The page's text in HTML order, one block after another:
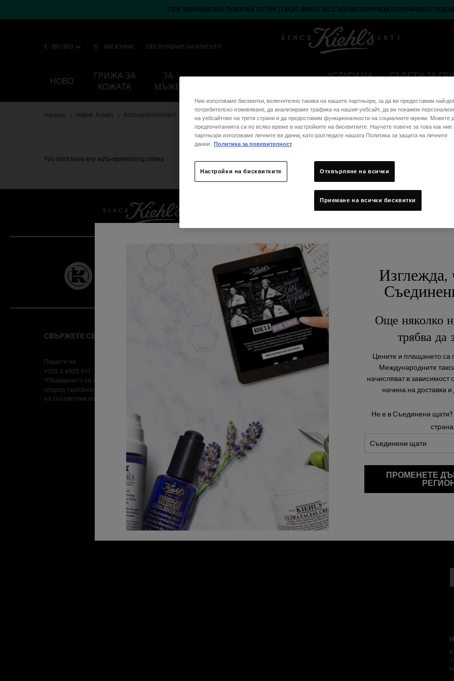
ПРИ МИНИМАЛНА ПОКУПКА ОТ 79€ (154,51 BGN) СЪС СЪОТВЕТНИЯ КОД ПОЛУЧАВАТЕ
€ - BG (BG) МАГАЗИНИ ОБСЛУЖВАНЕ НА КЛИЕНТИ
НОВО
ГРИЖА ЗА
КОЖАТА
ЗА
МЪЖЕ
УСЛУГИ НА
СЪВЕТИ ЗА
Начало
Helper Assets Autoreplenishment Autoreplenishment No Orders
You don't have any auto-replenishing orders
БЕЗПЛАТНА
ДОСТАВКА
СПЕЦИАЛНИ
СВЪРЖЕТЕ СЕ С НАС
Пишете ни
+359 2 4925 911
*Обаждането се таксува
според тарифната политика
на съответния оператор
предотвратяване на измами
и автоматизирана сигурност
Кариери
ОТНОСНО KIEHL'S
Нашата история
Съвети за грижа за кожата
Ние използваме бисквитки, включително такива на нашите партньори, за да ви предоставим най-
потребителско изживяване, да анализираме трафика на нашия уебсайт, да ви покажем
на уебсайтове на трети страни и да предоставим функционалности на социалните мрежи. Можете
предпочитанията си по всяко време в настройките на бисквитките. Научете повече за това как
партньори използваме личните ви данни, като разгледате нашата Политика за защита на личните
данни. Политика за поверителност
Настройки на бисквитките Отхвърляне на всички
Приемане на всички бисквитки
Изглежда,
Още няколко
трябва да
Цените и плащането са
Международните
начисляват в зависимост
начина на доставка
Не е в Съединени
страна
ПРОМЕНЕТЕ